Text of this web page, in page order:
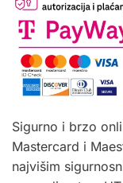
Sigurno i brzo
Mastercard i
najvišim